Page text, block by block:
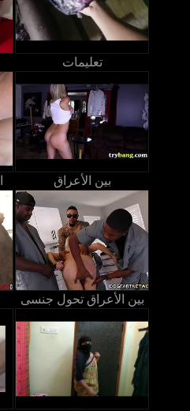
تعليمات
بين الأعراق
بين الأعراق تحول جنسى